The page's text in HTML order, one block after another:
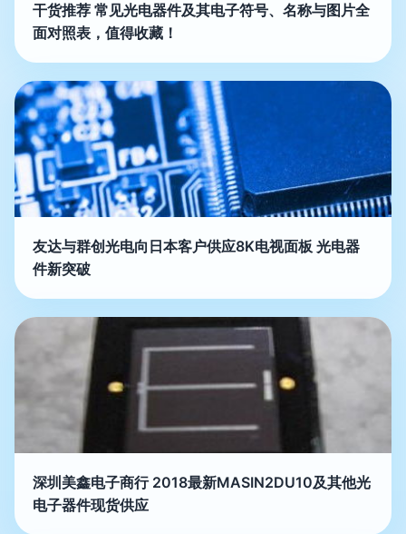
干货推荐 常见光电器件及其电子符号、名称与图片全
面对照表，值得收藏！
友达与群创光电向日本客户供应8K电视面板 光电器
件新突破
深圳美鑫电子商行 2018最新MASIN2DU10及其他光
电子器件现货供应